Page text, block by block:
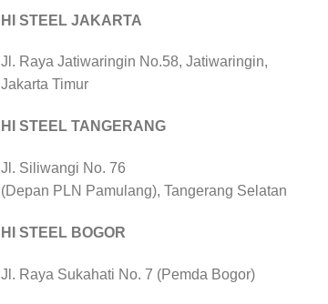
HI STEEL JAKARTA
Jl. Raya Jatiwaringin No.58, Jatiwaringin,
Jakarta Timur
HI STEEL TANGERANG
Jl. Siliwangi No. 76
(Depan PLN Pamulang), Tangerang Selatan
HI STEEL BOGOR
Jl. Raya Sukahati No. 7 (Pemda Bogor)